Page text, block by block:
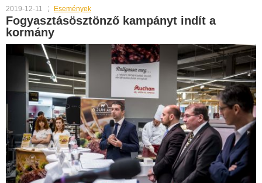
2019-12-11 Események
Fogyasztásösztönző kampányt indít a
kormány